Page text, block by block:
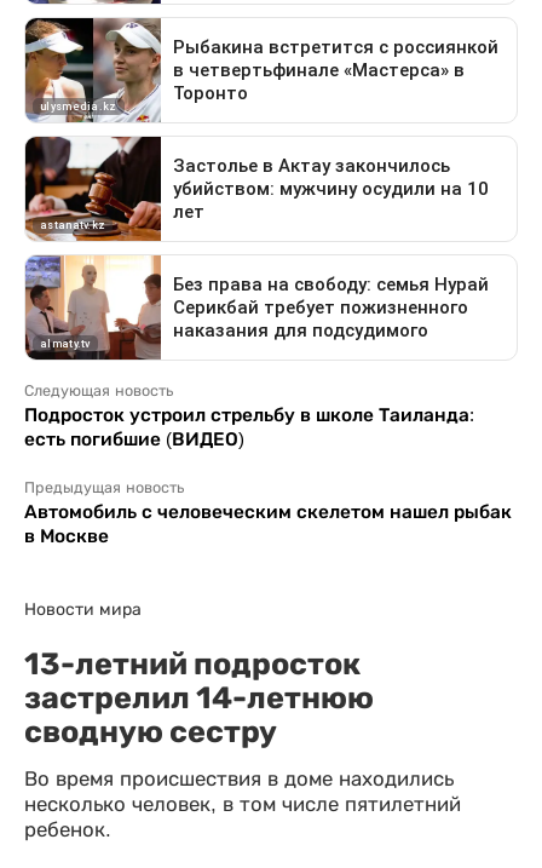
Следующая новость
Подросток устроил стрельбу в школе Таиланда:
есть погибшие (ВИДЕО)
Предыдущая новость
Автомобиль с человеческим скелетом нашел рыбак
в Москве
Новости мира
13-летний подросток
застрелил 14-летнюю
сводную сестру
Во время происшествия в доме находились
несколько человек, в том числе пятилетний
ребенок.